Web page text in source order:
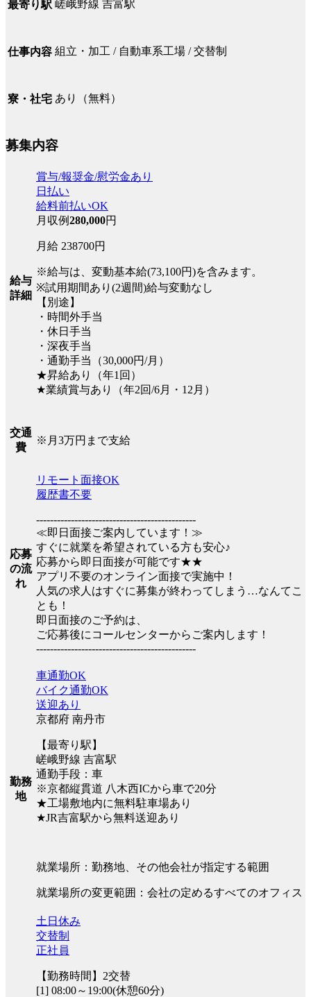
最寄り駅 嵯峨野線 吉富駅
仕事内容 組立・加工 / 自動車系工場 / 交替制
寮・社宅 あり（無料）
募集内容
給与
詳細
賞与/報奨金/慰労金あり
日払い
給料前払いOK
月収例280,000円
月給 238700円
※給与は、変動基本給(73,100円)を含みます。
※試用期間あり(2週間)給与変動なし
【別途】
・時間外手当
・休日手当
・深夜手当
・通勤手当（30,000円/月）
★昇給あり（年1回）
★業績賞与あり（年2回/6月・12月）
交通
費
※月3万円まで支給
応募
の流
れ
リモート面接OK
履歴書不要
----------------------------------------------
≪即日面接ご案内しています！≫
すぐに就業を希望されている方も安心♪
応募から即日面接が可能です★★
アプリ不要のオンライン面接で実施中！
人気の求人はすぐに募集が終わってしまう…なんてこ
とも！
即日面接のご予約は、
ご応募後にコールセンターからご案内します！
----------------------------------------------
勤務
地
車通勤OK
バイク通勤OK
送迎あり
京都府 南丹市
【最寄り駅】
嵯峨野線 吉富駅
通勤手段：車
※京都縦貫道 八木西ICから車で20分
★工場敷地内に無料駐車場あり
★JR吉富駅から無料送迎あり
就業場所：勤務地、その他会社が指定する範囲
就業場所の変更範囲：会社の定めるすべてのオフィス
土日休み
交替制
正社員
【勤務時間】2交替
[1] 08:00～19:00(休憩60分)